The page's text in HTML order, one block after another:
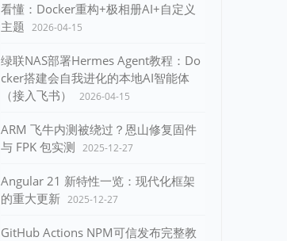
看懂：Docker重构+极相册AI+自定义
主题 2026-04-15
绿联NAS部署Hermes Agent教程：Do
cker搭建会自我进化的本地AI智能体
（接入飞书）
2026-04-15
ARM 飞牛内测被绕过？恩山修复固件
与 FPK 包实测 2025-12-27
Angular 21 新特性一览：现代化框架
的重大更新 2025-12-27
GitHub Actions NPM可信发布完整教